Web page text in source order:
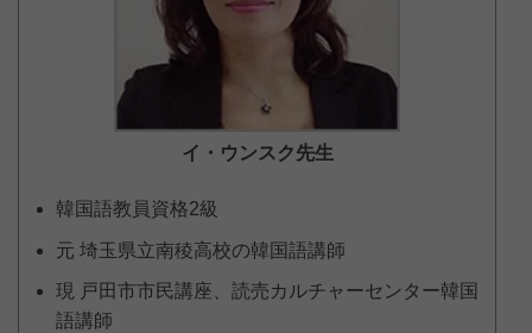
イ・ウンスク先生
韓国語教員資格2級
元 埼玉県立南稜高校の韓国語講師
現 戸田市市民講座、読売カルチャーセンター韓国
語講師